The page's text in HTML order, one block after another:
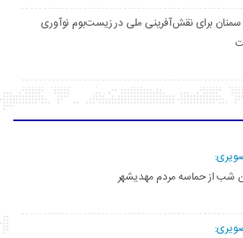
سمنان برای نقش‌آفرینی ملی در زیست‌بوم نوآوری
شب از حماسه مردم مهدیشهر